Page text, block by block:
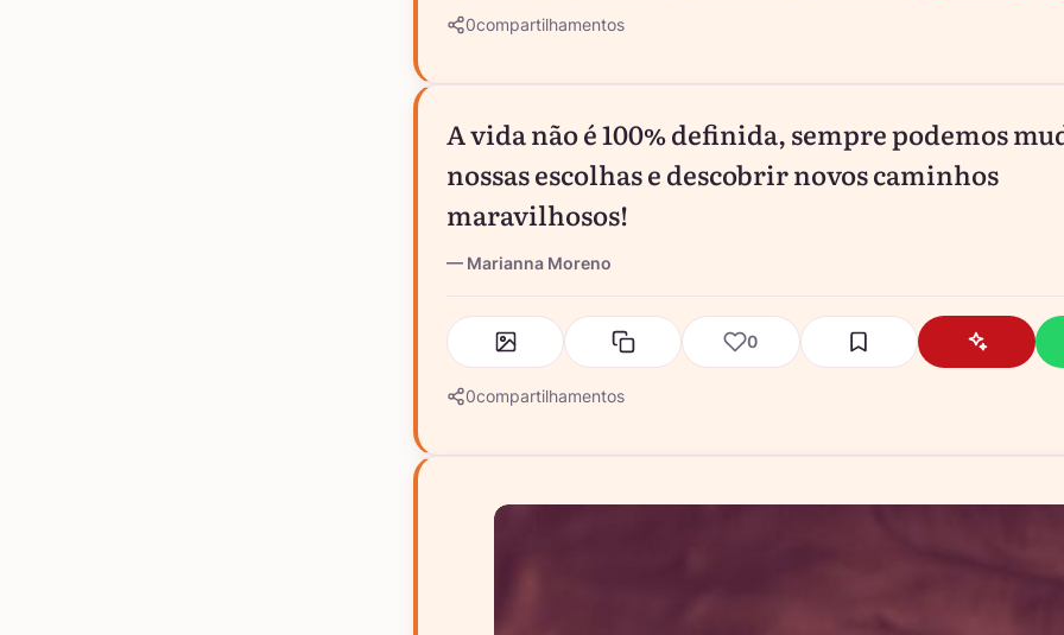
0compartilhamentos
A vida não é 100% definida, sempre podemos
nossas escolhas e descobrir novos caminhos
maravilhosos!
Marianna Moreno
0
0compartilhamentos